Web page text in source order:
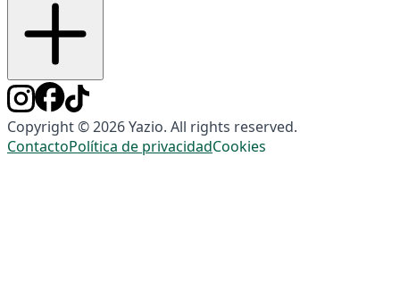
Copyright © 2026 Yazio. All rights reserved.
ContactoPolítica de privacidadCookies